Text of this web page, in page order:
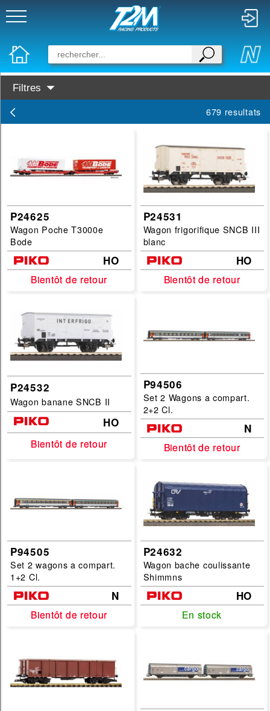
Filtres
Marques :
Categories :
wagon
Echelles :
G
HOe
TT
filtrer
679 resultats
P24625
Wagon Poche T3000e
Bode
HO
Bientôt de retour
Bientôt de retour
P24531
Wagon frigorifique SNCB III
blanc
HO
Bientôt de retour
Bientôt de retour
P24532
Wagon banane SNCB II
HO
Bientôt de retour
Bientôt de retour
P94506
Set 2 Wagons a compart.
2+2 Cl.
N
Bientôt de retour
Bientôt de retour
P94505
Set 2 wagons a compart.
1+2 Cl.
N
Bientôt de retour
Bientôt de retour
P24632
Wagon bache coulissante
Shimmns
HO
En stock
En stock